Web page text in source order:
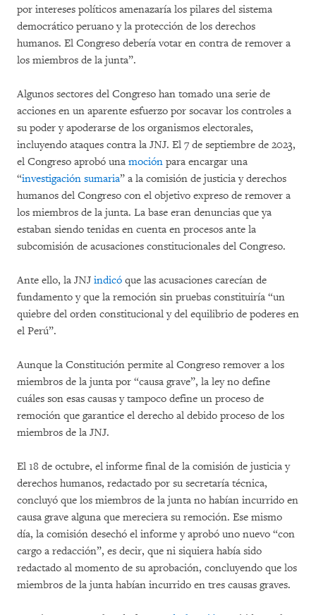
por intereses políticos amenazaría los pilares del sistema
democrático peruano y la protección de los derechos
humanos. El Congreso debería votar en contra de remover a
los miembros de la junta”.
Algunos sectores del Congreso han tomado una serie de
acciones en un aparente esfuerzo por socavar los controles a
su poder y apoderarse de los organismos electorales,
incluyendo ataques contra la JNJ. El 7 de septiembre de 2023,
el Congreso aprobó una moción para encargar una
“investigación sumaria” a la comisión de justicia y derechos
humanos del Congreso con el objetivo expreso de remover a
los miembros de la junta. La base eran denuncias que ya
estaban siendo tenidas en cuenta en procesos ante la
subcomisión de acusaciones constitucionales del Congreso.
Ante ello, la JNJ indicó que las acusaciones carecían de
fundamento y que la remoción sin pruebas constituiría “un
quiebre del orden constitucional y del equilibrio de poderes en
el Perú”.
Aunque la Constitución permite al Congreso remover a los
miembros de la junta por “causa grave”, la ley no define
cuáles son esas causas y tampoco define un proceso de
remoción que garantice el derecho al debido proceso de los
miembros de la JNJ.
El 18 de octubre, el informe final de la comisión de justicia y
derechos humanos, redactado por su secretaría técnica,
concluyó que los miembros de la junta no habían incurrido en
causa grave alguna que mereciera su remoción. Ese mismo
día, la comisión desechó el informe y aprobó uno nuevo “con
cargo a redacción”, es decir, que ni siquiera había sido
redactado al momento de su aprobación, concluyendo que los
miembros de la junta habían incurrido en tres causas graves.